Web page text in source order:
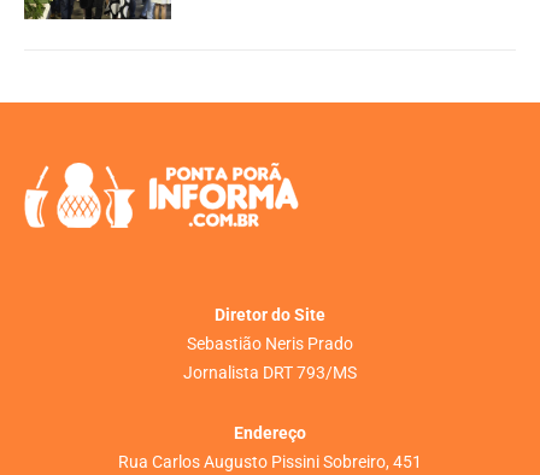
Diretor do Site
Sebastião Neris Prado
Jornalista DRT 793/MS
Endereço
Rua Carlos Augusto Pissini Sobreiro, 451